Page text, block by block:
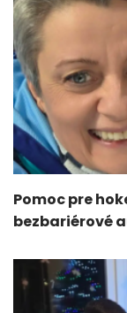
Pomoc pre
bezbariérové